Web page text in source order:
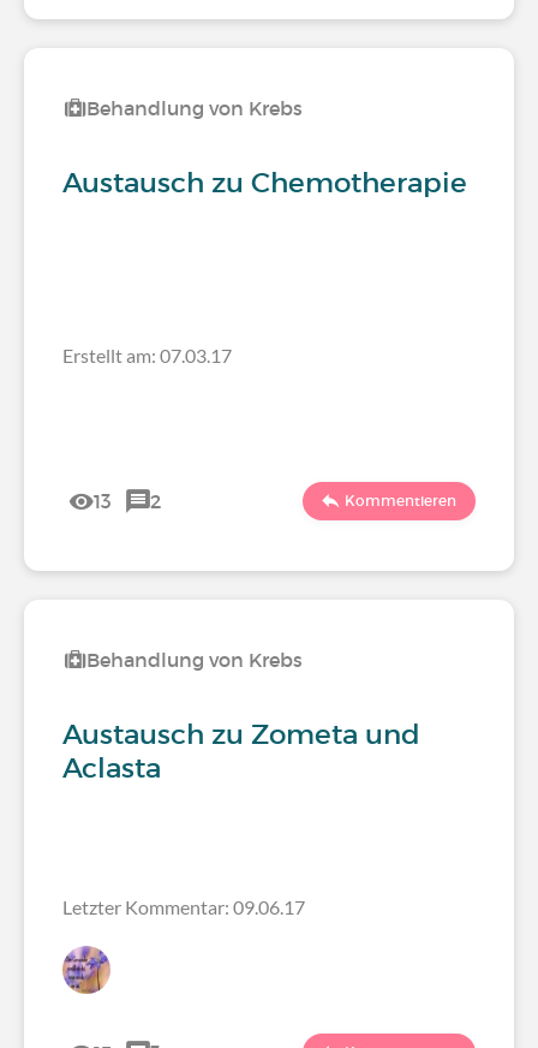
Behandlung von Krebs
Austausch zu Chemotherapie
Erstellt am: 07.03.17
13 2 Kommentieren
Behandlung von Krebs
Austausch zu Zometa und
Aclasta
Letzter Kommentar: 09.06.17